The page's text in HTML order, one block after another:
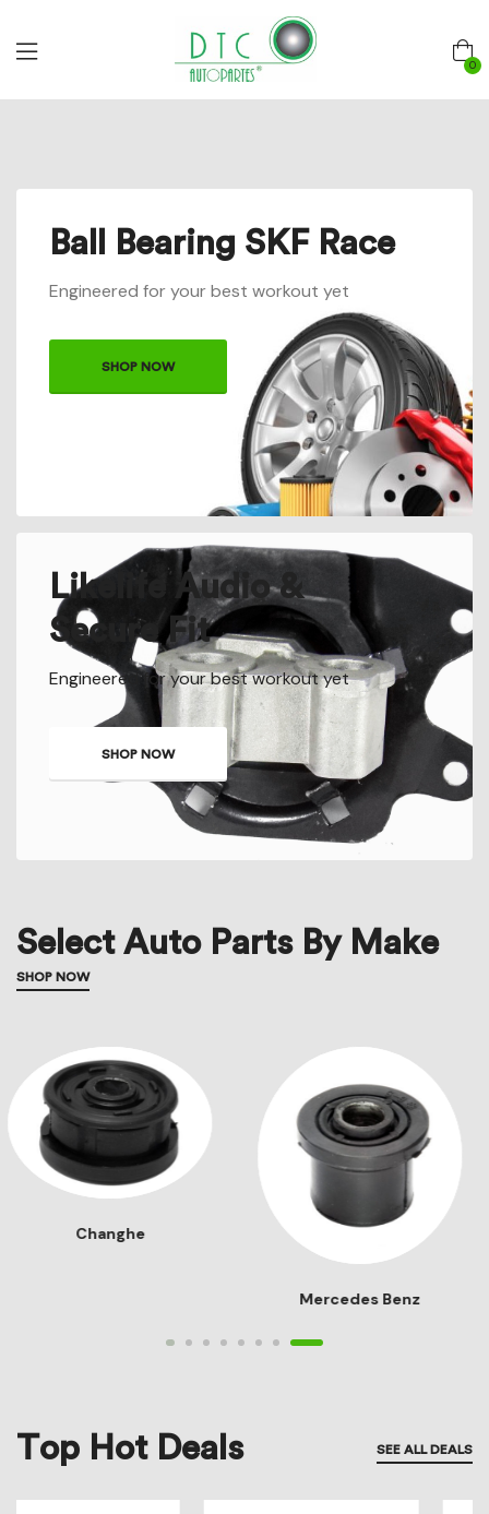
0
Ball Bearing SKF Race
Engineered for your best workout yet
SHOP NOW
Likelife Audio &
Secure Fit
Engineered for your best workout yet
SHOP NOW
Select Auto Parts By Make
SHOP NOW
Chery
Top Hot Deals SEE ALL DEALS